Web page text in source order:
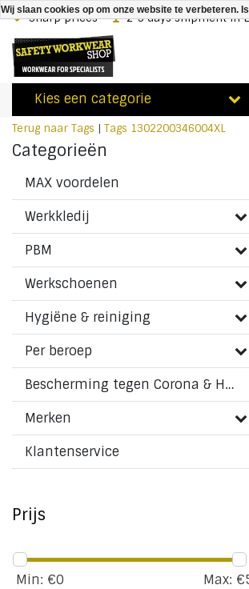
Sharp prices 2-3 days shipment in
Kies een categorie
Terug naar Tags | Tags 1302200346004XL
Categorieën
MAX voordelen
Werkkledij
PBM
Werkschoenen
Hygiëne & reiniging
Per beroep
Bescherming tegen Corona & HMPV virus
Merken
Klantenservice
Prijs
Min: €0 Max: €
Wij slaan cookies op om onze website te verbeteren.